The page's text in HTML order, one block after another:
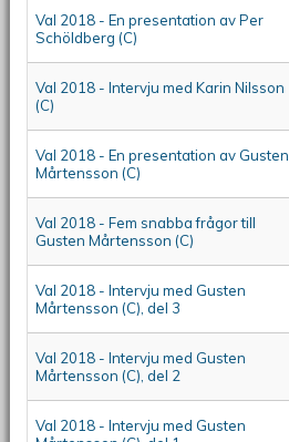
Val 2018 - En presentation av Per
Schöldberg (C)
Val 2018 - Intervju med Karin Nilsson
(C)
Val 2018 - En presentation av Gusten
Mårtensson (C)
Val 2018 - Fem snabba frågor till
Gusten Mårtensson (C)
Val 2018 - Intervju med Gusten
Mårtensson (C), del 3
Val 2018 - Intervju med Gusten
Mårtensson (C), del 2
Val 2018 - Intervju med Gusten